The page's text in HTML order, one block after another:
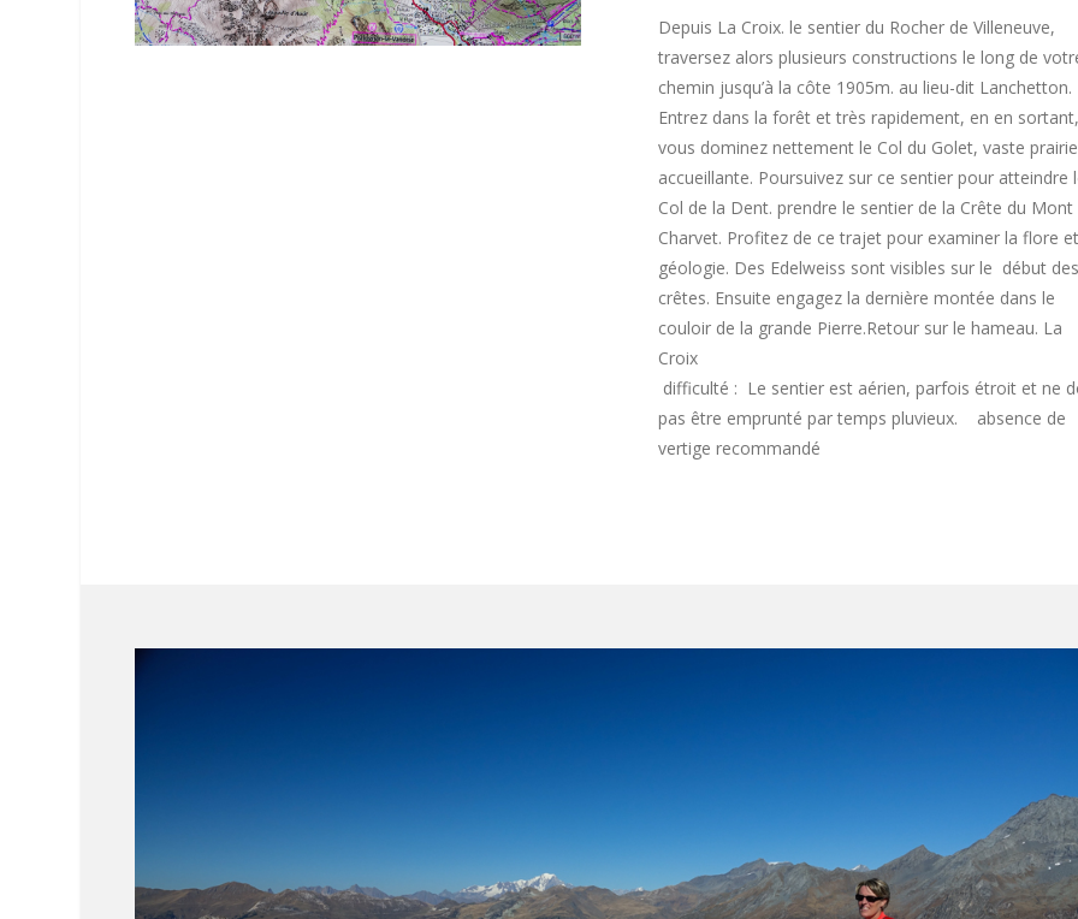
Depuis La Croix. le sentier du Rocher de Villeneuve,
traversez alors plusieurs constructions le long de
chemin jusqu’à la côte 1905m. au lieu-dit Lanchetton.
Entrez dans la forêt et très rapidement, en en sortant,
vous dominez nettement le Col du Golet, vaste prairie
accueillante. Poursuivez sur ce sentier pour atteindre
Col de la Dent. prendre le sentier de la Crête du Mont
Charvet. Profitez de ce trajet pour examiner la flore
géologie. Des Edelweiss sont visibles sur le début des
crêtes. Ensuite engagez la dernière montée dans le
couloir de la grande Pierre.Retour sur le hameau. La
Croix
difficulté : Le sentier est aérien, parfois étroit et ne
pas être emprunté par temps pluvieux. absence de
vertige recommandé